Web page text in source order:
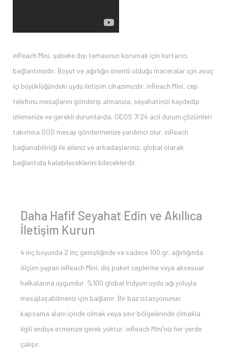
inReach Mini, şebeke dışı temasınızı korumak için kurtarıcı
bağlantınızdır. Boyut ve ağırlığın önemli olduğu maceralar için avuç
içi büyüklüğündeki uydu iletişim cihazımızdır. inReach Mini, cep
telefonu mesajlarını gönderip almanıza, seyahatinizi kaydedip
izlemenize ve gerekli durumlarda, GEOS 7/24 acil durum çözümleri
takımına SOS mesajı göndermenize yardımcı olur. inReach
bağlanabilirliği ile aileniz ve arkadaşlarınız, global olarak
bağlantıda kalabileceklerini bileceklerdir.
Daha Hafif Seyahat Edin ve Akıllıca
İletişim Kurun
4 inç boyunda 2 inç genişliğinde ve sadece 100 gr. ağırlığında
ölçüm yapan inReach Mini, dış paket ceplerine veya aksesuar
halkalarına uygundur. %100 global Iridyum uydu ağı yoluyla
mesajlaşabilmeniz için bağlanır. Bir baz istasyonunun
kapsama alanı içinde olmak veya sınır bölgelerinde olmakla
ilgili endişe etmenize gerek yoktur. inReach Mini'niz her yerde
çalışır.